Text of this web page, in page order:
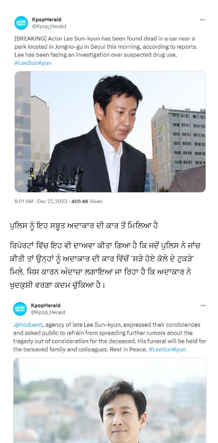
ਪੁਲਿਸ ਨੂੰ ਇਹ ਸਬੂਤ ਅਦਾਕਾਰ ਦੀ ਕਾਰ ਤੋਂ ਮਿਲਿਆ ਹੈ
ਰਿਪੋਰਟਾਂ ਵਿੱਚ ਇਹ ਵੀ ਦਾਅਵਾ ਕੀਤਾ ਗਿਆ ਹੈ ਕਿ ਜਦੋਂ ਪੁਲਿਸ ਨੇ ਜਾਂਚ
ਕੀਤੀ ਤਾਂ ਉਨ੍ਹਾਂ ਨੂੰ ਅਦਾਕਾਰ ਦੀ ਕਾਰ ਵਿੱਚੋਂ ‘ਸੜੇ ਹੋਏ ਕੋਲੇ ਦੇ ਟੁਕੜੇ’
ਮਿਲੇ, ਜਿਸ ਕਾਰਨ ਅੰਦਾਜ਼ਾ ਲਗਾਇਆ ਜਾ ਰਿਹਾ ਹੈ ਕਿ ਅਦਾਕਾਰ ਨੇ
ਖੁਦਕੁਸ਼ੀ ਵਰਗਾ ਕਦਮ ਚੁੱਕਿਆ ਹੈ।